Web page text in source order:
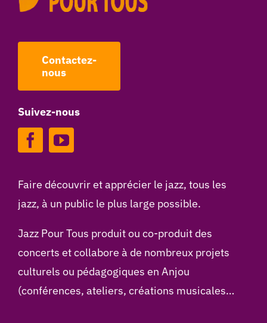
Contactez-
nous
Suivez-nous
Faire découvrir et apprécier le jazz, tous les
jazz, à un public le plus large possible.
Jazz Pour Tous produit ou co-produit des
concerts et collabore à de nombreux projets
culturels ou pédagogiques en Anjou
(conférences, ateliers, créations musicales…